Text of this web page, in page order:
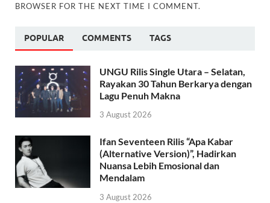
BROWSER FOR THE NEXT TIME I COMMENT.
POPULAR COMMENTS TAGS
UNGU Rilis Single Utara – Selatan,
Rayakan 30 Tahun Berkarya dengan
Lagu Penuh Makna
3 August 2026
Ifan Seventeen Rilis “Apa Kabar
(Alternative Version)”, Hadirkan
Nuansa Lebih Emosional dan
Mendalam
3 August 2026